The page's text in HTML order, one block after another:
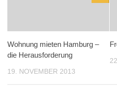
Wohnung mieten Hamburg –
die Herausforderung
19. NOVEMBER 2013